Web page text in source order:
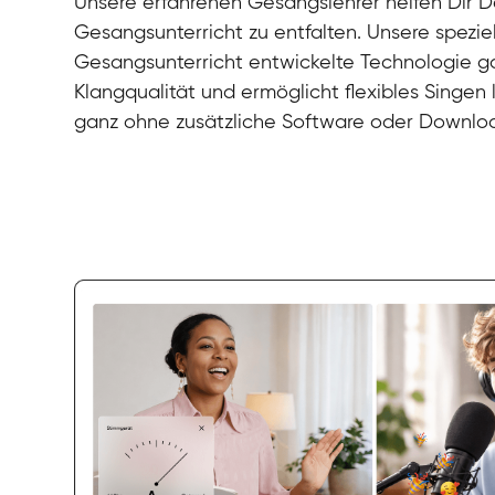
Gesangsunterricht zu entfalten. Unsere
Gesangsunterricht entwickelte Technologie
Klangqualität und ermöglicht flexibles
ganz ohne zusätzliche Software oder